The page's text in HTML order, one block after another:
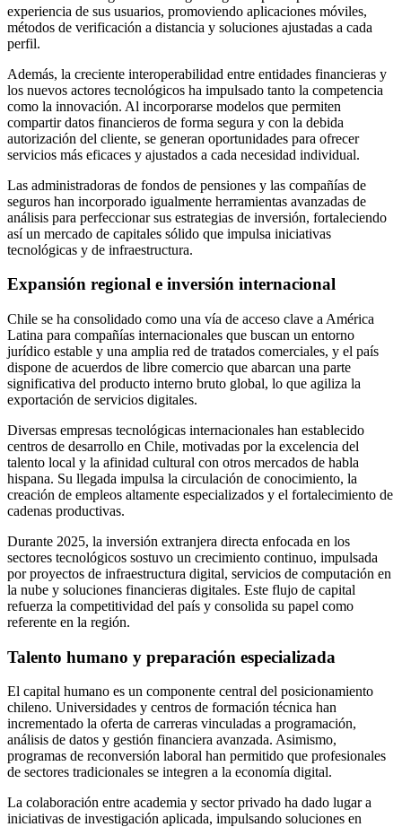
experiencia de sus usuarios, promoviendo aplicaciones móviles,
métodos de verificación a distancia y soluciones ajustadas a cada
perfil.
Además, la creciente interoperabilidad entre entidades financieras y
los nuevos actores tecnológicos ha impulsado tanto la competencia
como la innovación. Al incorporarse modelos que permiten
compartir datos financieros de forma segura y con la debida
autorización del cliente, se generan oportunidades para ofrecer
servicios más eficaces y ajustados a cada necesidad individual.
Las administradoras de fondos de pensiones y las compañías de
seguros han incorporado igualmente herramientas avanzadas de
análisis para perfeccionar sus estrategias de inversión, fortaleciendo
así un mercado de capitales sólido que impulsa iniciativas
tecnológicas y de infraestructura.
Expansión regional e inversión internacional
Chile se ha consolidado como una vía de acceso clave a América
Latina para compañías internacionales que buscan un entorno
jurídico estable y una amplia red de tratados comerciales, y el país
dispone de acuerdos de libre comercio que abarcan una parte
significativa del producto interno bruto global, lo que agiliza la
exportación de servicios digitales.
Diversas empresas tecnológicas internacionales han establecido
centros de desarrollo en Chile, motivadas por la excelencia del
talento local y la afinidad cultural con otros mercados de habla
hispana. Su llegada impulsa la circulación de conocimiento, la
creación de empleos altamente especializados y el fortalecimiento de
cadenas productivas.
Durante 2025, la inversión extranjera directa enfocada en los
sectores tecnológicos sostuvo un crecimiento continuo, impulsada
por proyectos de infraestructura digital, servicios de computación en
la nube y soluciones financieras digitales. Este flujo de capital
refuerza la competitividad del país y consolida su papel como
referente en la región.
Talento humano y preparación especializada
El capital humano es un componente central del posicionamiento
chileno. Universidades y centros de formación técnica han
incrementado la oferta de carreras vinculadas a programación,
análisis de datos y gestión financiera avanzada. Asimismo,
programas de reconversión laboral han permitido que profesionales
de sectores tradicionales se integren a la economía digital.
La colaboración entre academia y sector privado ha dado lugar a
iniciativas de investigación aplicada, impulsando soluciones en